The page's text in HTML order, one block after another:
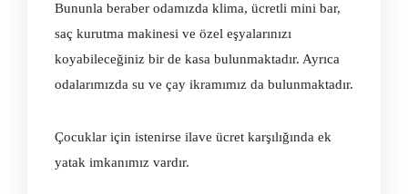
Bununla beraber odamızda klima, ücretli mini bar,
saç kurutma makinesi ve özel eşyalarınızı
koyabileceğiniz bir de kasa bulunmaktadır. Ayrıca
odalarımızda su ve çay ikramımız da bulunmaktadır.
Çocuklar için istenirse ilave ücret karşılığında ek
yatak imkanımız vardır.